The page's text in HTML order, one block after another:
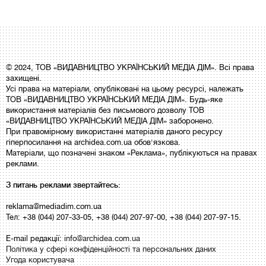
© 2024, ТОВ «ВИДАВНИЦТВО УКРАЇНСЬКИЙ МЕДІА ДІМ». Всі права
захищені.
Усі права на матеріали, опубліковані на цьому ресурсі, належать
ТОВ «ВИДАВНИЦТВО УКРАЇНСЬКИЙ МЕДІА ДІМ». Будь-яке
використання матеріалів без письмового дозволу ТОВ
«ВИДАВНИЦТВО УКРАЇНСЬКИЙ МЕДІА ДІМ» заборонено.
При правомірному використанні матеріалів даного ресурсу
гіперпосилання на archidea.com.ua обов'язкова.
Матеріали, що позначені знаком «Реклама», публікуються на правах
реклами.
З питань реклами звертайтесь:
reklama@mediadim.com.ua
Тел: +38 (044) 207-33-05, +38 (044) 207-97-00, +38 (044) 207-97-15.
E-mail редакції:info@archidea.com.ua
Політика у сфері конфіденційності та персональних даних
Угода користувача